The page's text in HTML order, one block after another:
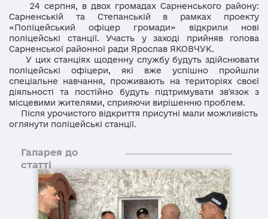
24 серпня, в двох громадах Сарненського району:
Сарненській та Степанській в рамках проекту
«Поліцейський офіцер громади» відкрили нові
поліцейські станції. Участь у заході прийняв голова
Сарненської районної ради Ярослав ЯКОВЧУК.
У цих станціях щоденну службу будуть здійснювати
поліцейські офіцери, які вже успішно пройшли
спеціальне навчання, проживають на територіях своєї
діяльності та постійно будуть підтримувати зв'язок з
місцевими жителями, сприяючи вирішенню проблем.
Після урочистого відкриття присутні мали можливість
оглянути поліцейські станції.
Галарея до
статті